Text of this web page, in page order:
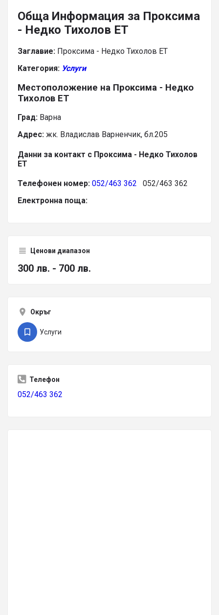
Обща Информация за Проксима
- Недко Тихолов ЕТ
Заглавие: Проксима - Недко Тихолов ЕТ
Категория: Услуги
Местоположение на Проксима - Недко
Тихолов ЕТ
Град: Варна
Адрес: жк. Владислав Варненчик, бл.205
Данни за контакт с Проксима - Недко Тихолов
ЕТ
Телефонен номер: 052/463 362 052/463 362
Електронна поща:
Ценови диапазон
300 лв. - 700 лв.
Окръг
Услуги
Телефон
052/463 362